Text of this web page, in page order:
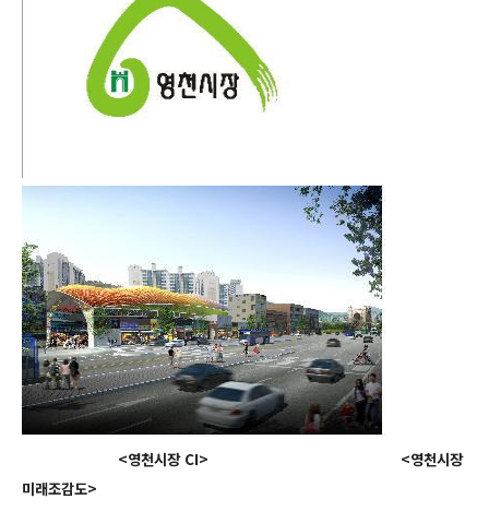
<영천시장 CI> <영천시장
미래조감도>